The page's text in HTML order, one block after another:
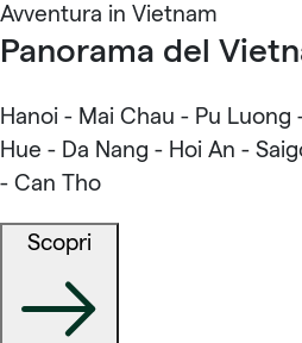
Avventura in Vietnam
Panorama del
Hanoi - Mai Chau - Pu Luong
Hue - Da Nang - Hoi An -
- Can Tho
Scopri